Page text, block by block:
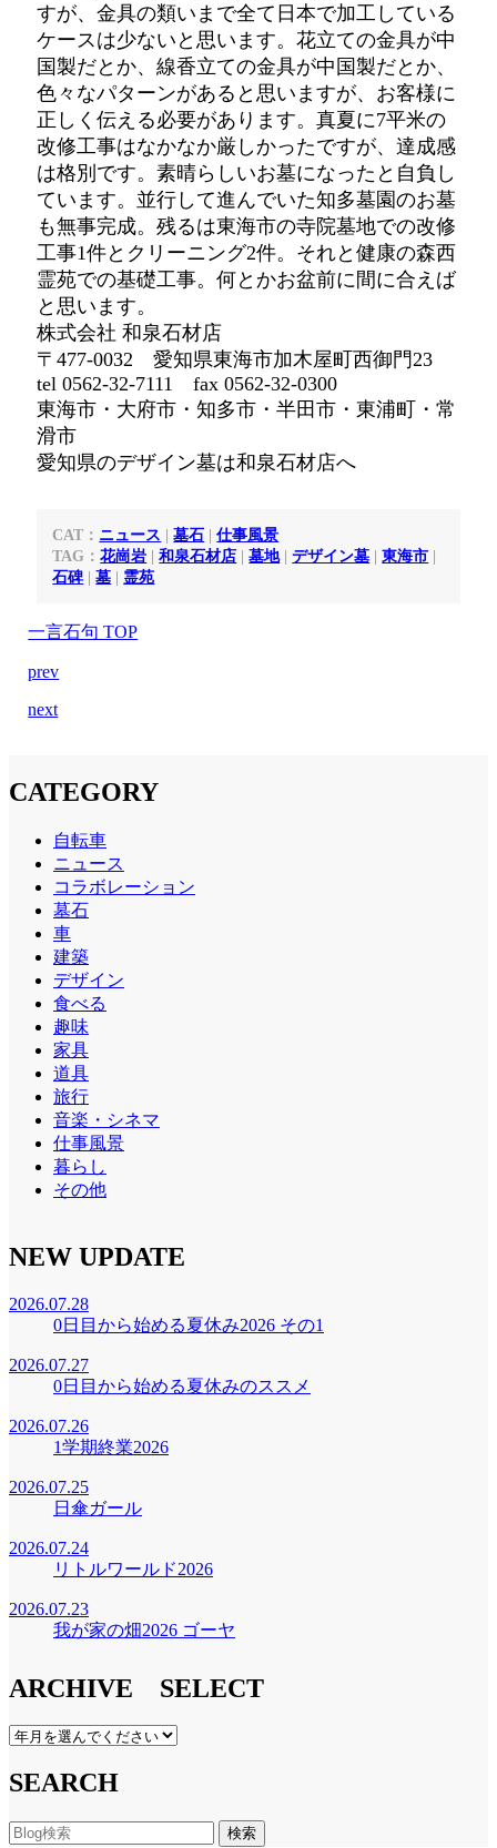
すが、金具の類いまで全て日本で加工している
ケースは少ないと思います。花立ての金具が中
国製だとか、線香立ての金具が中国製だとか、
色々なパターンがあると思いますが、お客様に
正しく伝える必要があります。真夏に7平米の
改修工事はなかなか厳しかったですが、達成感
は格別です。素晴らしいお墓になったと自負し
ています。並行して進んでいた知多墓園のお墓
も無事完成。残るは東海市の寺院墓地での改修
工事1件とクリーニング2件。それと健康の森西
霊苑での基礎工事。何とかお盆前に間に合えば
と思います。
株式会社 和泉石材店
〒477-0032 愛知県東海市加木屋町西御門23
tel 0562-32-7111 fax 0562-32-0300
東海市・大府市・知多市・半田市・東浦町・常
滑市
愛知県のデザイン墓は和泉石材店へ
CAT： ニュース |墓石 |仕事風景
TAG：花崗岩 |和泉石材店 |墓地|デザイン墓 |東海市 |
石碑 |墓 | 霊苑
一言石句 TOP
prev
next
CATEGORY
自転車
ニュース
コラボレーション
墓石
車
建築
デザイン
食べる
趣味
家具
道具
旅行
音楽・シネマ
仕事風景
暮らし
その他
NEW UPDATE
2026.07.28
0日目から始める夏休み2026 その1
2026.07.27
0日目から始める夏休みのススメ
2026.07.26
1学期終業2026
2026.07.25
日傘ガール
2026.07.24
リトルワールド2026
2026.07.23
我が家の畑2026 ゴーヤ
ARCHIVE SELECT
SEARCH